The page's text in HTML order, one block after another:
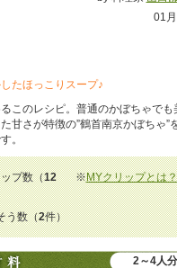
01
たほっこりスープ♪
このレシピ。普通のかぼちゃでも
甘さが特徴の”鶴首南京かぼちゃ”
。
プ数（12
※MYクリップとは？
う数（2件）
2～4人分